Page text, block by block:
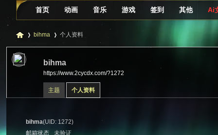
首页 动画 音乐 游戏 签到 其他 Ai
bihma
›
个人资料
bihma
https://www.2cycdx.com/?1272
主题 个人资料
bihma(UID: 1272)
邮箱状态
未验证